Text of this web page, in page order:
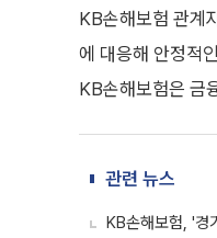
KB손해보험 관계
에 대응해 안정적
KB손해보험은 금
관련 뉴스
KB손해보험, '경